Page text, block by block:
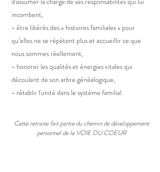
incombent,
- être libérés des « histoires familiales » pour
qu’elles ne se répètent plus et accueillir ce que
nous sommes réellement,
- honorer les qualités et énergies vitales qui
découlent de son arbre généalogique,
- rétablir l'unité dans le système familial.
Cette retraite fait partie du chemin de développement
personnelde la VOIE DU COEUR